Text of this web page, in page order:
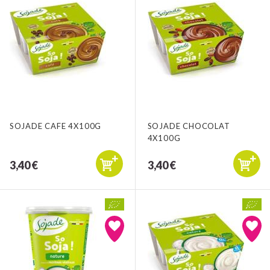
SOJADE CAFE 4X100G
3,40 €
SOJADE CHOCOLAT
4X100G
3,40 €